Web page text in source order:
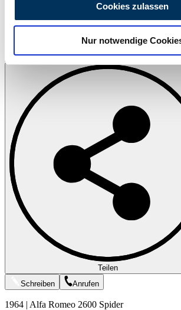
analysieren. Außerdem geben wir
Verwendung unserer Website an unsere
soziale Medien, Werbung und Analysen
Partner führen diese Informationen
weiteren Daten zusammen, die Sie
haben oder die sie im Rahmen Ihrer
gesammelt haben.
Cookies zulassen
Nur notwendige
Drucken
Teilen
Schreiben
Anrufen
1964 | Alfa Romeo 2600 Spider